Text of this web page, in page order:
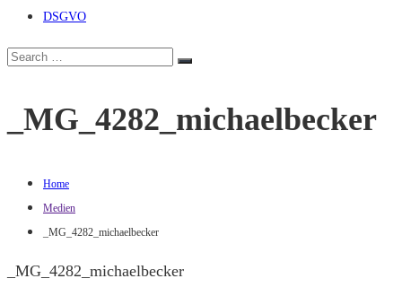
Eine
weitere
WordPress-
DSGVO
Search
Search
_MG_4282_michaelbecker
Home
Medien
_MG_4282_michaelbecker
_MG_4282_michaelbecker